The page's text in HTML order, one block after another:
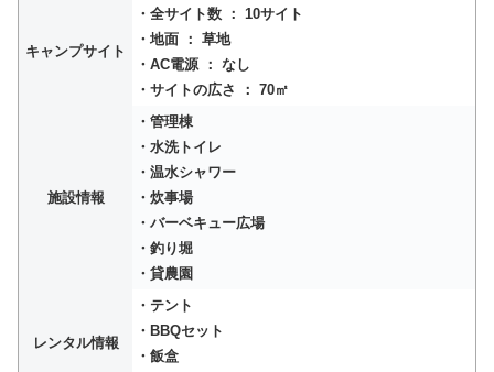
キャンプサイト
・全サイト数 ： 10サイト
・地面 ： 草地
・AC電源 ： なし
・サイトの広さ ： 70㎡
施設情報
・管理棟
・水洗トイレ
・温水シャワー
・炊事場
・バーベキュー広場
・釣り堀
・貸農園
レンタル情報
・テント
・BBQセット
・飯盒